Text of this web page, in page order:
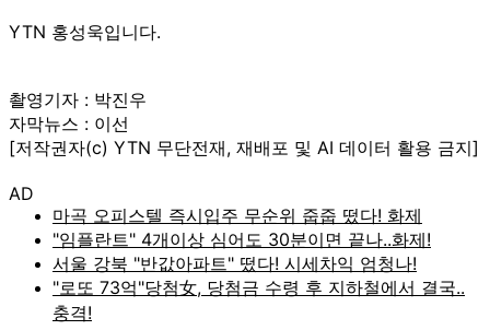
YTN 홍성욱입니다.
촬영기자 : 박진우
자막뉴스 : 이선
[저작권자(c) YTN 무단전재, 재배포 및 AI 데이터 활용 금지]
AD